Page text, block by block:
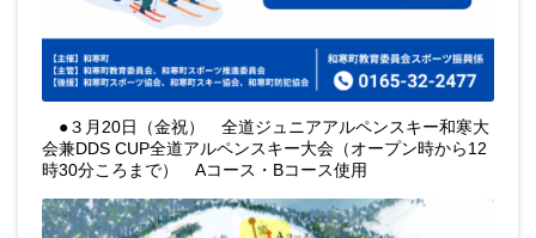
●３月20日（金祝） 全道ジュニアアルペンスキー和寒大
会兼DDS CUP全道アルペンスキー大会（オープン時から12
時30分ころまで） Aコース・Bコース使用